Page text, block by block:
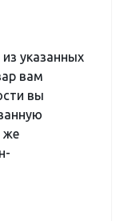
указанных
вам
вы
же